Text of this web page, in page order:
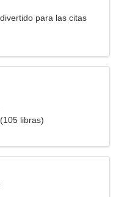
para las citas
libras)